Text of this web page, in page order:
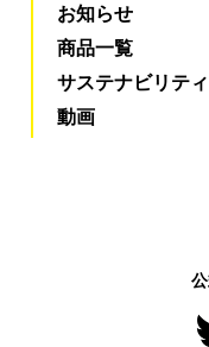
お知らせ
商品一覧
サステナビリティ
動画